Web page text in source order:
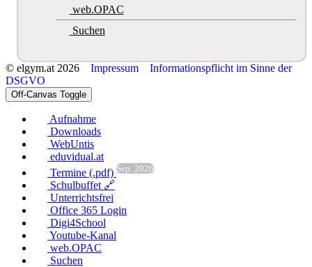
web.OPAC
Suchen
© elgym.at 2026 Impressum
Informationspflicht im Sinne der
DSGVO
Off-Canvas Toggle
Aufnahme
Downloads
WebUntis
eduvidual.at
Termine (.pdf) Sep. 2026
Schulbuffet 🔗
Unterrichtsfrei
Office 365 Login
Digi4School
Youtube-Kanal
web.OPAC
Suchen